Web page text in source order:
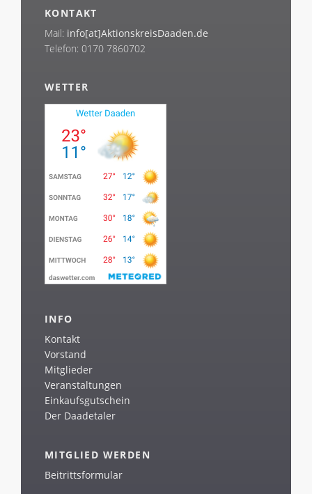
KONTAKT
Mail: info[at]AktionskreisDaaden.de
Telefon: 0170 7860702
WETTER
INFO
Kontakt
Vorstand
Mitglieder
Veranstaltungen
Einkaufsgutschein
Der Daadetaler
MITGLIED WERDEN
Beitrittsformular